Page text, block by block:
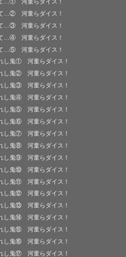
…① 河童らダイス！
…② 河童らダイス！
…③ 河童らダイス！
…④ 河童らダイス！
…⑤ 河童らダイス！
し鬼① 河童らダイス！
し鬼② 河童らダイス！
し鬼③ 河童らダイス！
し鬼④ 河童らダイス！
し鬼⑤ 河童らダイス！
し鬼⑥ 河童らダイス！
し鬼⑦ 河童らダイス！
し鬼⑧ 河童らダイス！
し鬼⑨ 河童らダイス！
し鬼⑩ 河童らダイス！
し鬼⑪ 河童らダイス！
し鬼⑫ 河童らダイス！
し鬼⑬ 河童らダイス！
し鬼⑭ 河童らダイス！
し鬼⑮ 河童らダイス！
し鬼⑯ 河童らダイス！
し鬼⑰ 河童らダイス！